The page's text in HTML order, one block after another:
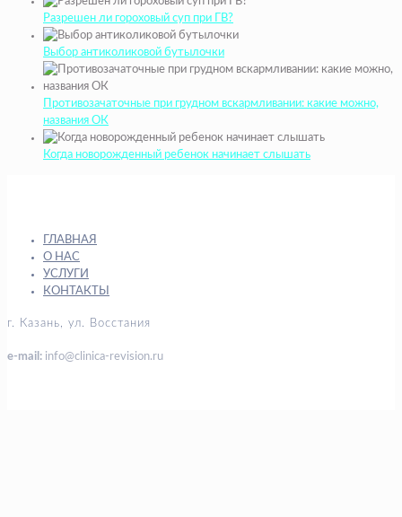
Разрешен ли гороховый суп при ГВ?
Выбор антиколиковой бутылочки
Противозачаточные при грудном вскармливании: какие можно,
названия ОК
Когда новорожденный ребенок начинает слышать
ГЛАВНАЯ
О НАС
УСЛУГИ
КОНТАКТЫ
г. Казань, ул. Восстания
e-mail: info@clinica-revision.ru